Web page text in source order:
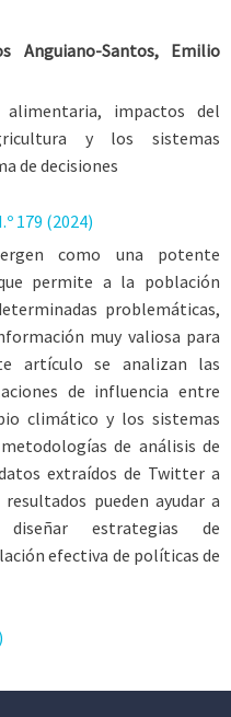
Anguiano-Santos, Emilio
impactos del
y los sistemas
de decisiones
179 (2024)
como una potente
permite a la población
problemáticas,
muy valiosa para
artículo se analizan las
de influencia entre
climático y los sistemas
de análisis de
extraídos de Twitter a
pueden ayudar a
estrategias de
efectiva de políticas de